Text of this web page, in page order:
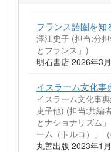
フランス語圏を知
澤江史子 (担当:分
とフランス」)
明石書店 2026年3
イスラーム文化事
イスラーム文化事
史子他) (担当:共編
とナショナリズム
ーム（トルコ）」
丸善出版 2023年1月